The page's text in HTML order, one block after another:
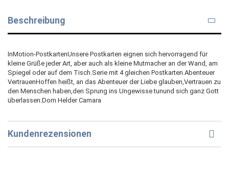
Beschreibung
InMotion-PostkartenUnsere Postkarten eignen sich hervorragend für
kleine Grüße jeder Art, aber auch als kleine Mutmacher an der Wand, am
Spiegel oder auf dem Tisch.Serie mit 4 gleichen Postkarten.Abenteuer
VertrauenHoffen heißt, an das Abenteuer der Liebe glauben,Vertrauen zu
den Menschen haben,den Sprung ins Ungewisse tunund sich ganz Gott
überlassen.Dom Helder Camara
Kundenrezensionen